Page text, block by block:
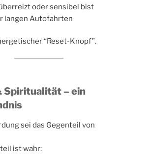
oder sensibel bist
langen Autofahrten
“Reset-Knopf”.
Spiritualität – ein
sei das Gegenteil von
ist wahr: